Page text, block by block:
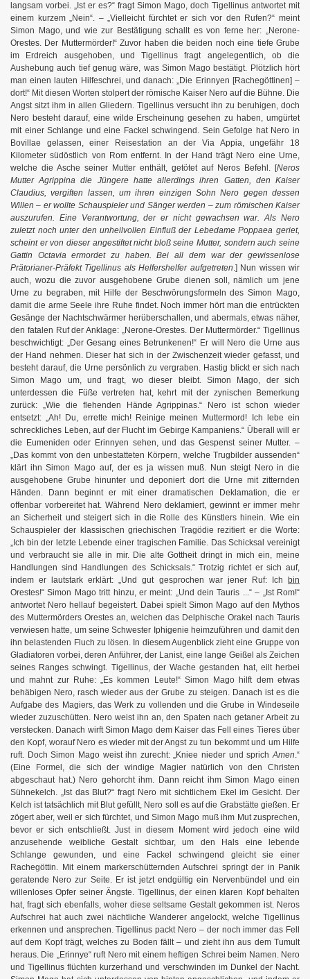
langsam vorbei. „Ist er es?“ fragt Simon Mago, doch Tigellinus antwortet mit
einem kurzem „Nein“. – „Vielleicht fürchtet er sich vor den Rufen?“ meint
Simon Mago, und wie zur Bestätigung schallt es von ferne her: „Nerone-
Orestes. Der Muttermörder!“ Zuvor haben die beiden noch eine tiefe Grube
im Erdreich ausgehoben, und Tigellinus fragt angelegentlich, ob die
Aushebung auch tief genug wäre, was Simon Mago bestätigt. Plötzlich hört
man einen lauten Hilfeschrei, und danach: „Die Erinnyen [Rachegöttinen] –
dort!“ Mit diesen Worten stolpert der römische Kaiser Nero auf die Bühne. Die
Angst sitzt ihm in allen Gliedern. Tigellinus versucht ihn zu beruhigen, doch
Nero besteht darauf, eine wilde Erscheinung gesehen zu haben, umgürtet
mit einer Schlange und eine Fackel schwingend. Sein Gefolge hat Nero in
Bovillae gelassen, einer Reisestation an der Via Appia, ungefähr 18
Kilometer südöstlich von Rom entfernt. In der Hand trägt Nero eine Urne,
welche die Asche seiner Mutter enthält, getötet auf Neros Befehl. [Neros
Mutter Agrippina die Jüngere hatte allerdings ihren Gatten, den Kaiser
Claudius, vergiften lassen, um ihren einzigen Sohn Nero gegen dessen
Willen – er wollte Schauspieler und Sänger werden – zum römischen Kaiser
auszurufen. Eine Verantwortung, der er nicht gewachsen war. Als Nero
zuletzt noch unter den unheilvollen Einfluß der Lebedame Poppaea geriet,
scheint er von dieser angestiftet nicht bloß seine Mutter, sondern auch seine
Gattin Octavia ermordet zu haben. Bei all dem war der gewissenlose
Prätorianer-Präfekt Tigellinus als Helfershelfer aufgetreten.] Nun wissen wir
auch, wozu die zuvor ausgehobene Grube dienen soll, nämlich um jene
Urne zu begraben, mit Hilfe der Beschwörungsformeln des Simon Mago,
damit die arme Seele ihre Ruhe findet. Noch immer hört man die entrückten
Gesänge der Nachtschwärmer herüberschallen, und abermals, etwas näher,
den fatalen Ruf der Anklage: „Nerone-Orestes. Der Muttermörder.“ Tigellinus
beschwichtigt: „Der Gesang eines Betrunkenen!“ Er will Nero die Urne aus
der Hand nehmen. Dieser hat sich in der Zwischenzeit wieder gefasst, und
besteht darauf, die Urne persönlich zu vergraben. Hastig blickt er sich nach
Simon Mago um, und fragt, wo dieser bleibt. Simon Mago, der sich
unterdessen die Füße vertreten hat, kehrt mit der zynischen Bemerkung
zurück: „Wie die flehenden Hände Agrippinas.“ Nero ist schon wieder
entsetzt: „Ah! Du, errette mich! Reinige meinen Muttermord! Ich lebe ein
schreckliches Leben, auf der Flucht im Gebirge Kampaniens.“ Überall will er
die Eumeniden oder Erinnyen sehen, und das Gespenst seiner Mutter. –
„Das kommt von den unbestatteten Körpern, welche Trugbilder aussenden“
klärt ihn Simon Mago auf, der es ja wissen muß. Nun steigt Nero in die
ausgehobene Grube hinunter und deponiert dort die Urne mit zitternden
Händen. Dann beginnt er mit einer dramatischen Deklamation, die er
offenbar vorbereitet hat. Während Nero deklamiert, gewinnt er immer mehr
an Sicherheit und steigert sich in die Rolle des Künstlers hinein. Wie ein
Schauspieler der klassischen griechischen Tragödie rezitiert er die Worte:
„Ich bin der letzte Lebende einer tragischen Familie. Das Schicksal vereinigt
und verbraucht sie alle in mir. Die alte Gottheit dringt in mich ein, meine
Handlungen sind Handlungen des Schicksals.“ Trotzig richtet er sich auf,
indem er lautstark erklärt: „Und gut gesprochen war jener Ruf: Ich bin
Orestes!“ Simon Mago tritt hinzu, er meint: „Und dein Tauris ...“ – „Ist Rom!“
antwortet Nero hellauf begeistert. Dabei spielt Simon Mago auf den Mythos
des Muttermörders Orestes an, welchen das Delphische Orakel nach Tauris
verwiesen hatte, um seine Schwester Iphigenie heimzuführen und damit den
ihn belastenden Fluch zu lösen. In diesem Augenblick zieht eine Gruppe von
Gladiatoren vorbei, deren Anführer, der Lanist, eine lange Geißel als Zeichen
seines Ranges schwingt. Tigellinus, der Wache gestanden hat, eilt herbei
und mahnt zur Ruhe: „Es kommen Leute!“ Simon Mago hilft dem etwas
behäbigen Nero, rasch wieder aus der Grube zu steigen. Danach ist es die
Aufgabe des Magiers, das Werk zu vollenden und die Grube in Windeseile
wieder zuzuschütten. Nero weist ihn an, den Spaten nach getaner Arbeit zu
verstecken. Danach wirft Simon Mago dem Kaiser das Fell eines Tieres über
den Kopf, worauf Nero es wieder mit der Angst zu tun bekommt und um Hilfe
ruft. Doch Simon Mago weist ihn zurecht: „Kniee nieder und sprichAmen.“
(Eine Formel, die sich der windige Magier natürlich von den Christen
abgeschaut hat.) Nero gehorcht ihm. Dann reicht ihm Simon Mago einen
Sühnekelch. „Ist das Blut?“ fragt Nero mit sichtlichem Ekel im Gesicht. Der
Kelch ist tatsächlich mit Blut gefüllt, Nero soll es auf die Grabstätte gießen. Er
zögert aber, weil er sich fürchtet, und Simon Mago muß ihm Mut zusprechen,
bevor er sich entschließt. Just in diesem Moment wird jedoch eine wild
anzusehende weibliche Gestalt sichtbar, um den Hals eine lebende
Schlange gewunden, und eine Fackel schwingend gleicht sie einer
Rachegöttin. Mit einem markerschütternden Aufschrei springt der in Panik
geratende Nero zur Seite. Er ist jetzt endgültig ein Nervenbündel und ein
willenloses Opfer seiner Ängste. Tigellinus, der einen klaren Kopf behalten
hat, fragt sich ebenfalls, woher diese seltsame Gestalt gekommen ist. Neros
Aufschrei hat auch zwei nächtliche Wanderer angelockt, welche Tigellinus
erkennen und ansprechen. Tigellinus packt Nero – der noch immer das Fell
auf dem Kopf trägt, welches zu Boden fällt – und zieht ihn aus dem Tumult
heraus. Die „Erinnye“ ruft Nero mit einem heftigen Schrei beim Namen. Nero
und Tigellinus flüchten kurzerhand und verschwinden im Dunkel der Nacht.
I.
II.